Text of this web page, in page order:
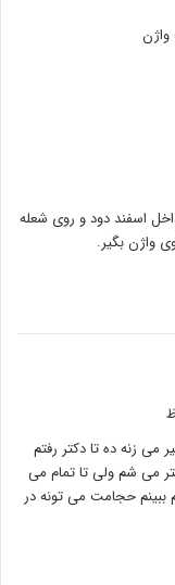
اسفند دود و روی شعله
واژن بگیر.
می زنه ده تا دکتر رفتم
می شم ولی تا تمام می
ببینم حجامت می تونه در